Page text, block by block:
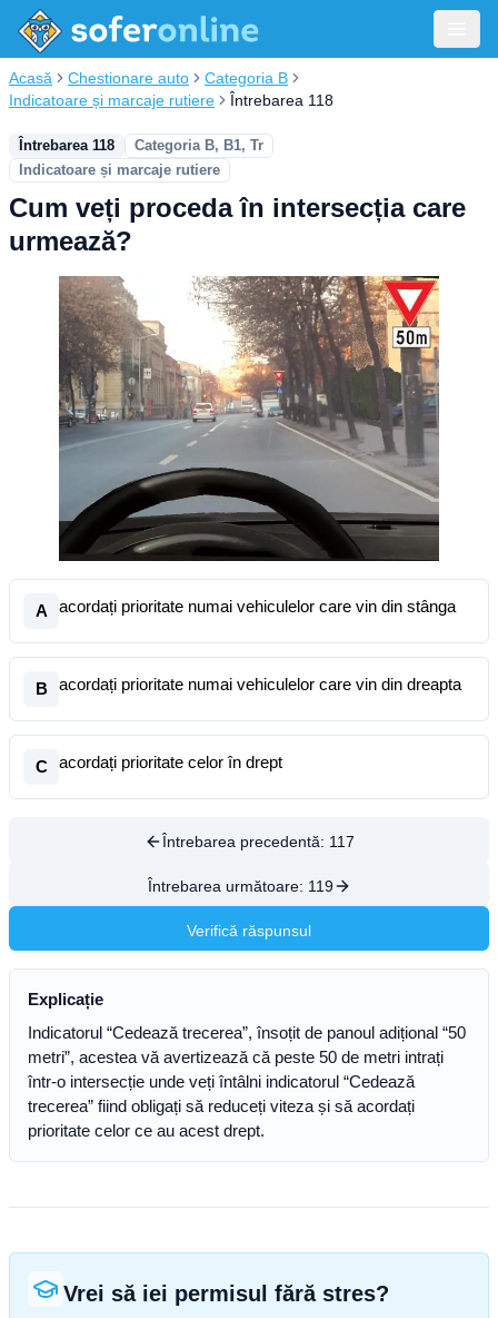
Acasă Chestionare auto
Categoria B
Indicatoare și marcaje rutiere
Întrebarea 118
Întrebarea 118
Categoria B, B1, Tr
Indicatoare și marcaje rutiere
Cum veți proceda în intersecția care
urmează?
A acordați prioritate numai vehiculelor care vin din stânga
B acordați prioritate numai vehiculelor care vin din dreapta
C acordați prioritate celor în drept
Întrebarea precedentă: 117
Întrebarea următoare: 119
Verifică răspunsul
Explicație
Indicatorul “Cedează trecerea”, însoțit de panoul adițional “50
metri”, acestea vă avertizează că peste 50 de metri intrați
într-o intersecție unde veți întâlni indicatorul “Cedează
trecerea” fiind obligați să reduceți viteza și să acordați
prioritate celor ce au acest drept.
Vrei să iei permisul fără stres?